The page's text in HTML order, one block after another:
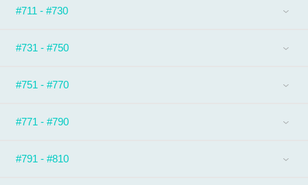
#711 - #730
#731 - #750
#751 - #770
#771 - #790
#791 - #810